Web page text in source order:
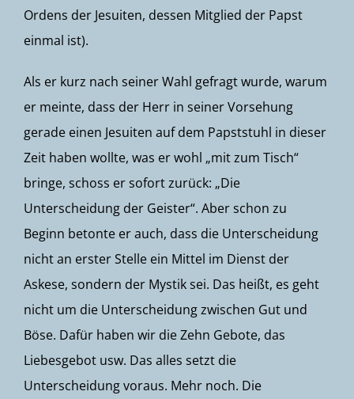
Ordens der Jesuiten, dessen Mitglied der Papst
einmal ist).
Als er kurz nach seiner Wahl gefragt wurde, warum
er meinte, dass der Herr in seiner Vorsehung
gerade einen Jesuiten auf dem Papststuhl in dieser
Zeit haben wollte, was er wohl „mit zum Tisch“
bringe, schoss er sofort zurück: „Die
Unterscheidung der Geister“. Aber schon zu
Beginn betonte er auch, dass die Unterscheidung
nicht an erster Stelle ein Mittel im Dienst der
Askese, sondern der Mystik sei. Das heißt, es geht
nicht um die Unterscheidung zwischen Gut und
Böse. Dafür haben wir die Zehn Gebote, das
Liebesgebot usw. Das alles setzt die
Unterscheidung voraus. Mehr noch. Die